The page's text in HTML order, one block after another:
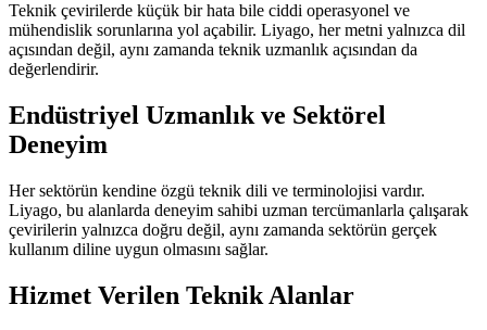
Teknik çevirilerde küçük bir hata bile ciddi operasyonel ve
mühendislik sorunlarına yol açabilir. Liyago, her metni yalnızca dil
açısından değil, aynı zamanda teknik uzmanlık açısından da
değerlendirir.
Endüstriyel Uzmanlık ve Sektörel
Deneyim
Her sektörün kendine özgü teknik dili ve terminolojisi vardır.
Liyago, bu alanlarda deneyim sahibi uzman tercümanlarla çalışarak
çevirilerin yalnızca doğru değil, aynı zamanda sektörün gerçek
kullanım diline uygun olmasını sağlar.
Hizmet Verilen Teknik Alanlar